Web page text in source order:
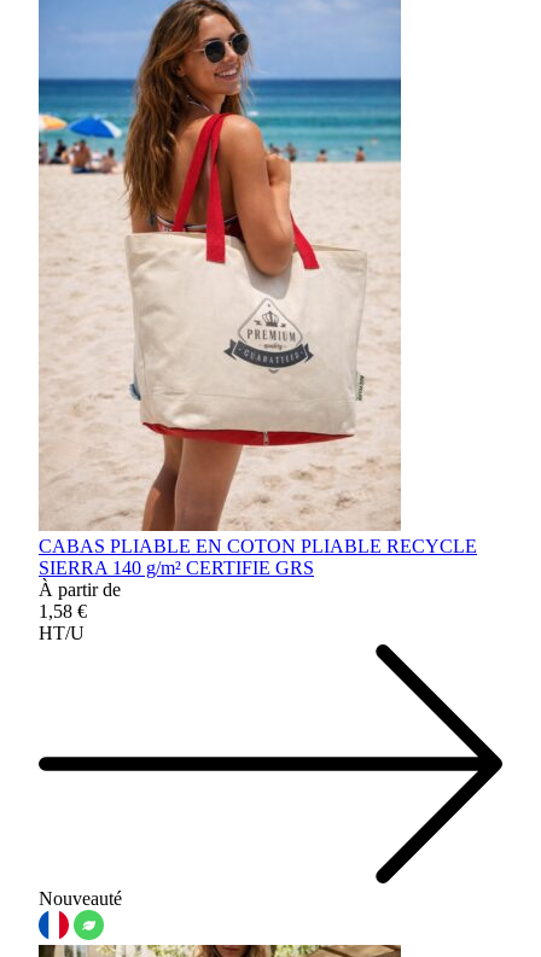
CABAS PLIABLE EN COTON PLIABLE RECYCLE
SIERRA 140 g/m² CERTIFIE GRS
À partir de
1,58 €
HT/U
Nouveauté